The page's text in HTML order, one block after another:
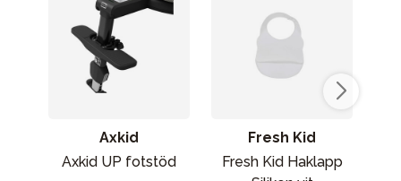
Axkid
Axkid UP fotstöd
Fresh Kid
Fresh Kid Haklapp